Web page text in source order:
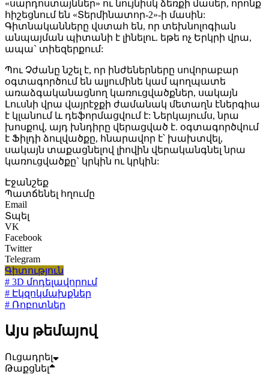
«սարդոստայններ» ու նույնիսկ ձեռքի մասեր, որոնք
հիշեցնում են «Տերմինատոր-2»-ի մասին:
Գիտնականները վստահ են, որ տեխնոլոգիան
անպայման պիտանի է լինելու. եթե ոչ Երկրի վրա,
ապա` տիեզերքում:
Պու Չժանը նշել է, որ ինժեներները սովորաբար
օգտագործում են ալյումինե կամ պողպատե
առաձգականացնող կառուցվածքներ, սակայն
Լուսնի վրա վայրէջքի ժամանակ մետաղն էներգիա
է կլանում և դեֆորմացվում է: Ներկայումս, նրա
խոսքով, այդ խնդիրը վերացված է. օգտագործվում
է Ֆիլդի ձուլվածքը, հնարավոր է՝ խախտվել,
սակայն տաքացնելով լիովին վերականգնել նրա
կառուցվածքը` կրկին ու կրկին:
Էջանշեք
Պատճենել հղումը
Email
Տպել
VK
Facebook
Twitter
Telegram
Գիտություն
# 3D մոդելավորում
# Էկզոկմախքներ
# Ռոբոտներ
Այս թեմայով
Ուցադրել
Թաքցնել